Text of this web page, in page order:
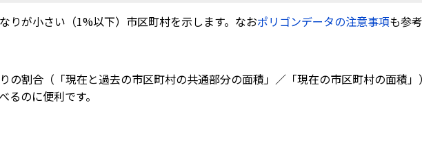
りが小さい（1%以下）市区町村を示します。なおポリゴンデータの注意事項も参
割合（「現在と過去の市区町村の共通部分の面積」／「現在の市区町村の面積
のに便利です。